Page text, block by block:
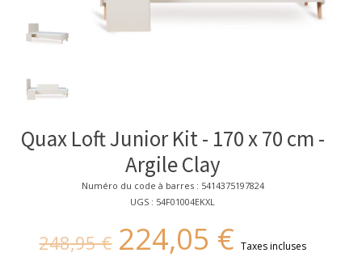
Quax Loft Junior Kit - 170 x 70 cm -
Argile Clay
Numéro du code à barres : 5414375197824
UGS : 54F01004EKXL
248,95 € 224,05 € Taxes incluses